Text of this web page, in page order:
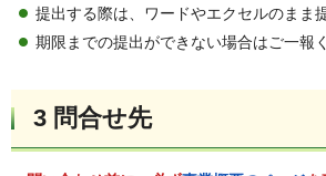
提出する際は、ワードやエクセルのまま
期限までの提出ができない場合はご一報
3 問合せ先